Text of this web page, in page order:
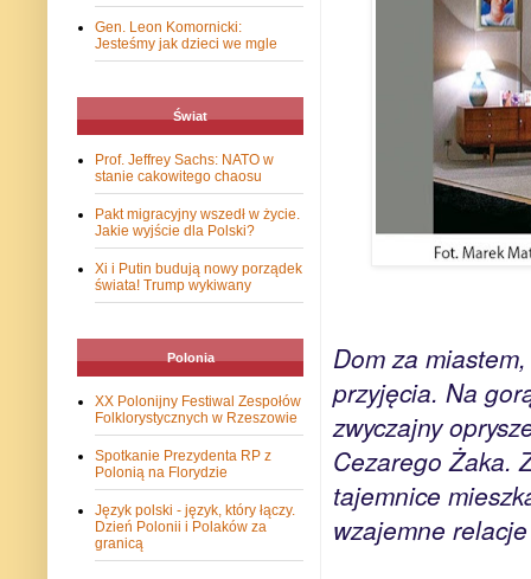
Dom za
przyjęcia. Na
zwyczajny
Cezarego Żaka.
tajemnice
wzajemne
Gen. Leon Komornicki:
Jesteśmy jak dzieci we mgle
Świat
Prof. Jeffrey Sachs: NATO w
stanie cakowitego chaosu
Pakt migracyjny wszedł w życie.
Jakie wyjście dla Polski?
Xi i Putin budują nowy porządek
świata! Trump wykiwany
Polonia
XX Polonijny Festiwal Zespołów
Folklorystycznych w Rzeszowie
Spotkanie Prezydenta RP z
Polonią na Florydzie
Język polski - język, który łączy.
Dzień Polonii i Polaków za
granicą